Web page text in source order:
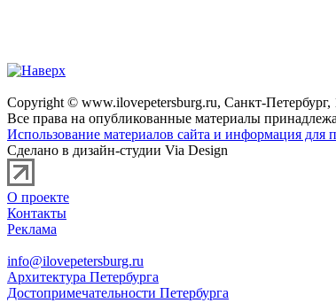
Copyright © www.ilovepetersburg.ru, Санкт-Петербург,
Все права на опубликованные материалы
Использование материалов сайта и информация для
Сделано в дизайн-студии Via Design
О проекте
Контакты
Реклама
info@ilovepetersburg.ru
Архитектура Петербурга
Достопримечательности Петербурга